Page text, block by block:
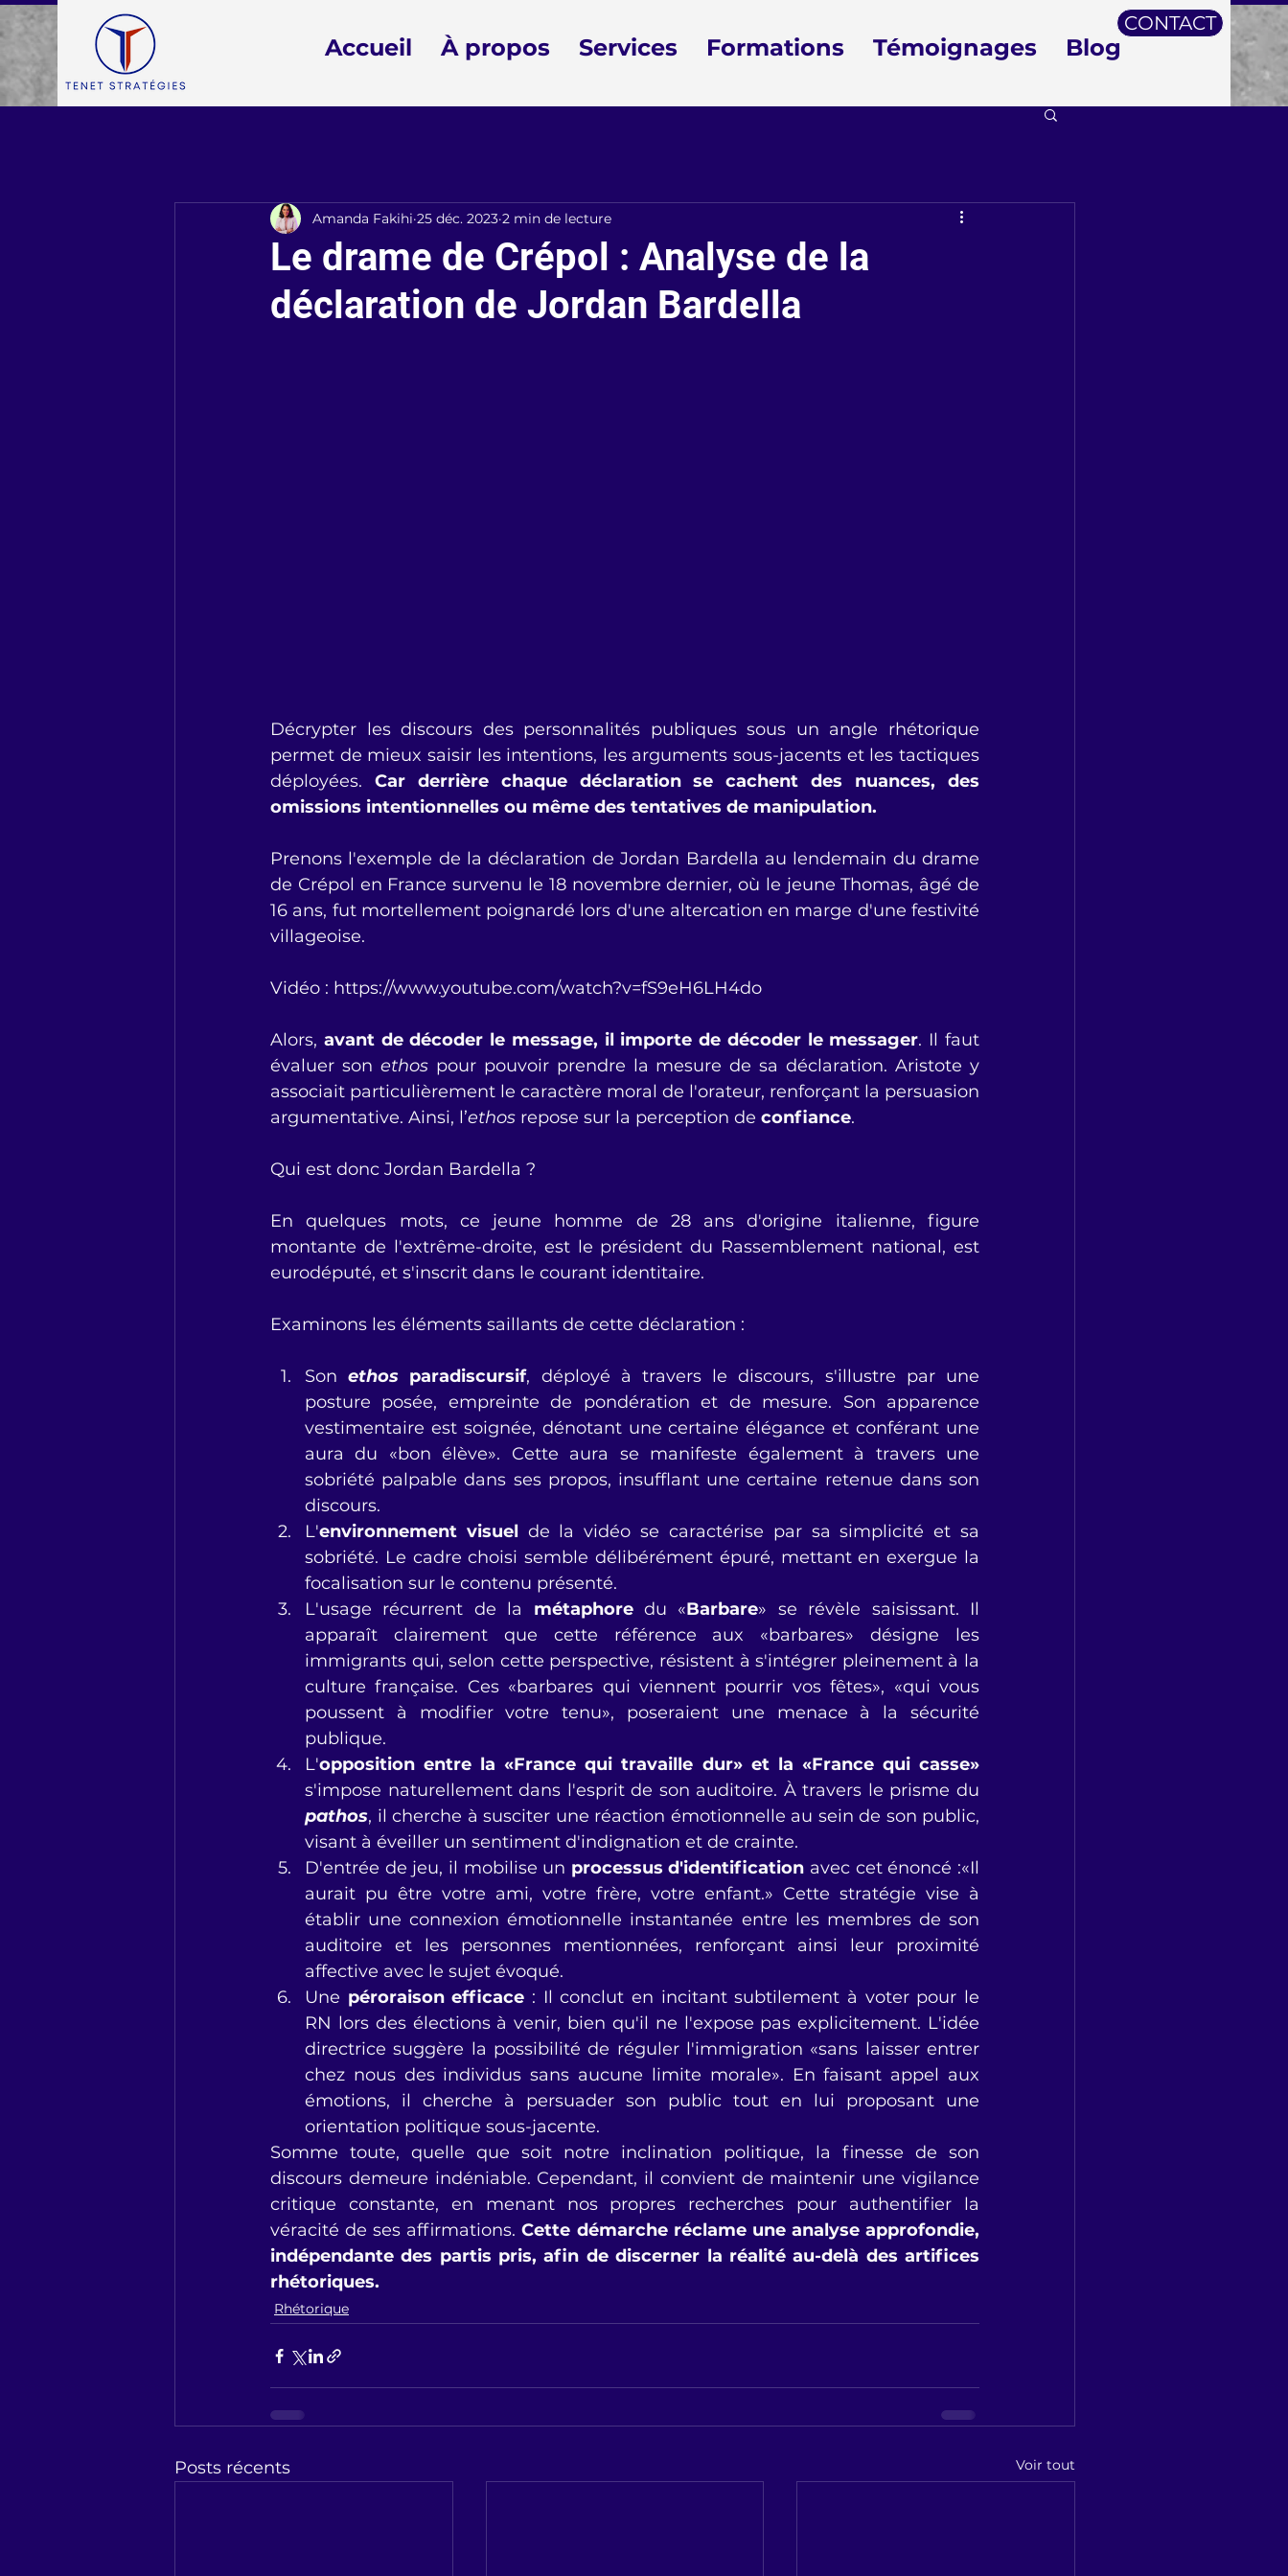
Accueil À propos Services Formations Témoignages Blog
CONTACT
Le drame de Crépol : Analyse de la
déclaration de Jordan Bardella
Amanda Fakihi 25 déc. 2023 2 min de lecture
Décrypter les discours des personnalités publiques sous un angle rhétorique
permet de mieux saisir les intentions, les arguments sous-jacents et les tactiques
déployées. Car derrière chaque déclaration se cachent des nuances, des
omissions intentionnelles ou même des tentatives de manipulation.
Prenons l'exemple de la déclaration de Jordan Bardella au lendemain du drame
de Crépol en France survenu le 18 novembre dernier, où le jeune Thomas, âgé de
16 ans, fut mortellement poignardé lors d'une altercation en marge d'une festivité
villageoise.
Vidéo : https://www.youtube.com/watch?v=fS9eH6LH4do
Alors, avant de décoder le message, il importe de décoder le messager. Il faut
évaluer son ethos pour pouvoir prendre la mesure de sa déclaration. Aristote y
associait particulièrement le caractère moral de l'orateur, renforçant la persuasion
argumentative. Ainsi, l’ethos repose sur la perception de confiance.
Qui est donc Jordan Bardella ?
En quelques mots, ce jeune homme de 28 ans d'origine italienne, figure
montante de l'extrême-droite, est le président du Rassemblement national, est
eurodéputé, et s'inscrit dans le courant identitaire.
Examinons les éléments saillants de cette déclaration :
Son ethos paradiscursif, déployé à travers le discours, s'illustre par une
posture posée, empreinte de pondération et de mesure. Son apparence
vestimentaire est soignée, dénotant une certaine élégance et conférant une
aura du «bon élève». Cette aura se manifeste également à travers une
sobriété palpable dans ses propos, insufflant une certaine retenue dans son
discours.
L'environnement visuel de la vidéo se caractérise par sa simplicité et sa
sobriété. Le cadre choisi semble délibérément épuré, mettant en exergue la
focalisation sur le contenu présenté.
L'usage récurrent de la métaphore du «Barbare» se révèle saisissant. Il
apparaît clairement que cette référence aux «barbares» désigne les
immigrants qui, selon cette perspective, résistent à s'intégrer pleinement à la
culture française. Ces «barbares qui viennent pourrir vos fêtes», «qui vous
poussent à modifier votre tenu», poseraient une menace à la sécurité
publique.
L'opposition entre la «France qui travaille dur» et la «France qui casse»
pathos, il cherche à susciter une réaction émotionnelle au sein de son public,
visant à éveiller un sentiment d'indignation et de crainte.
D'entrée de jeu, il mobilise un processus d'identification avec cet énoncé :«Il
aurait pu être votre ami, votre frère, votre enfant.» Cette stratégie vise à
établir une connexion émotionnelle instantanée entre les membres de son
auditoire et les personnes mentionnées, renforçant ainsi leur proximité
affective avec le sujet évoqué.
Une péroraison efficace : Il conclut en incitant subtilement à voter pour le
RN lors des élections à venir, bien qu'il ne l'expose pas explicitement. L'idée
directrice suggère la possibilité de réguler l'immigration «sans laisser entrer
chez nous des individus sans aucune limite morale». En faisant appel aux
émotions, il cherche à persuader son public tout en lui proposant une
orientation politique sous-jacente.
Somme toute, quelle que soit notre inclination politique, la finesse de son
discours demeure indéniable. Cependant, il convient de maintenir une vigilance
critique constante, en menant nos propres recherches pour authentifier la
véracité de ses affirmations. Cette démarche réclame une analyse approfondie,
indépendante des partis pris, afin de discerner la réalité au-delà des artifices
rhétoriques.
Rhétorique
Posts récents Voir tout